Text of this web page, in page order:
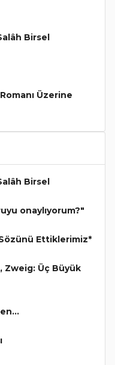
Birsel
Üzerine
Birsel
onaylıyorum?"
Ettiklerimiz*
Zweig: Üç Büyük